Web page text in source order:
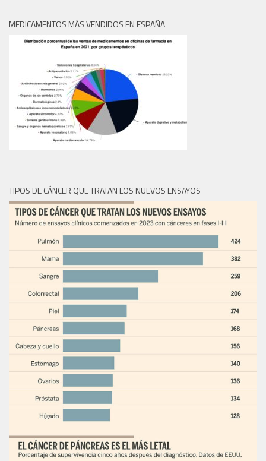
MEDICAMENTOS MÁS VENDIDOS EN ESPAÑA
TIPOS DE CÁNCER QUE TRATAN LOS NUEVOS ENSAYOS